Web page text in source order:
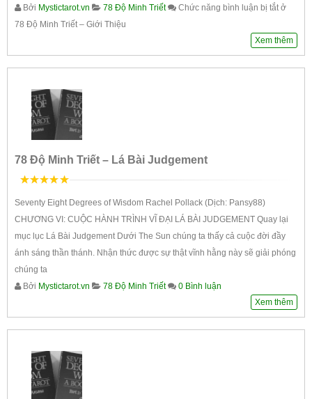
Bởi Mystictarot.vn 78 Độ Minh Triết Chức năng bình luận bị tắtở
78 Độ Minh Triết – Giới Thiệu
Xem thêm
78 Độ Minh Triết – Lá Bài Judgement
Seventy Eight Degrees of Wisdom Rachel Pollack (Dịch: Pansy88)
CHƯƠNG VI: CUỘC HÀNH TRÌNH VĨ ĐẠI LÁ BÀI JUDGEMENT Quay lại
mục lục Lá Bài Judgement Dưới The Sun chúng ta thấy cả cuộc đời đầy
ánh sáng thần thánh. Nhận thức được sự thật vĩnh hằng này sẽ giải phóng
chúng ta
Bởi Mystictarot.vn 78 Độ Minh Triết
0 Bình luận
Xem thêm